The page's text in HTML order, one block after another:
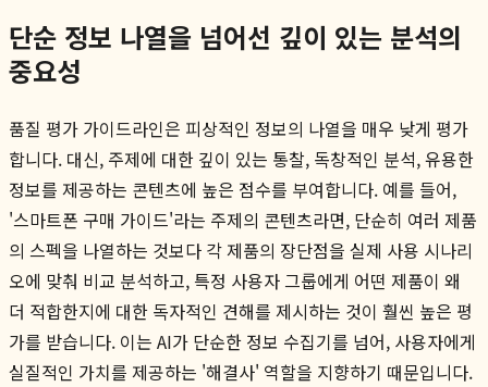
단순 정보 나열을 넘어선 깊이 있는 분석의
중요성
품질 평가 가이드라인은 피상적인 정보의 나열을 매우 낮게 평가
합니다. 대신, 주제에 대한 깊이 있는 통찰, 독창적인 분석, 유용한
정보를 제공하는 콘텐츠에 높은 점수를 부여합니다. 예를 들어,
'스마트폰 구매 가이드'라는 주제의 콘텐츠라면, 단순히 여러 제품
의 스펙을 나열하는 것보다 각 제품의 장단점을 실제 사용 시나리
오에 맞춰 비교 분석하고, 특정 사용자 그룹에게 어떤 제품이 왜
더 적합한지에 대한 독자적인 견해를 제시하는 것이 훨씬 높은 평
가를 받습니다. 이는 AI가 단순한 정보 수집기를 넘어, 사용자에게
실질적인 가치를 제공하는 '해결사' 역할을 지향하기 때문입니다.